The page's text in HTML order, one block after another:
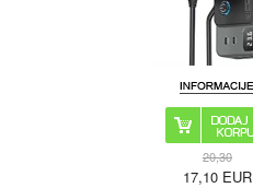
20,30
17,10EUR